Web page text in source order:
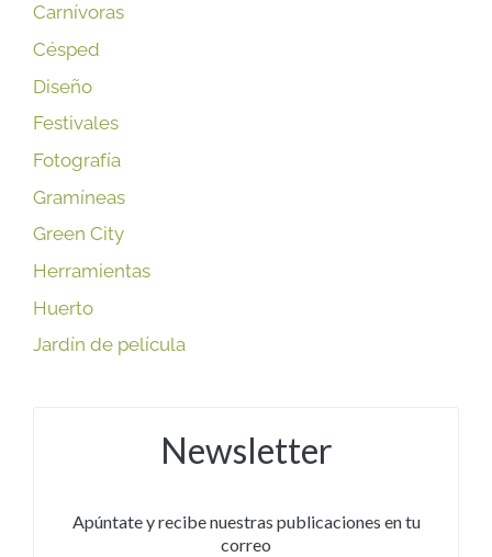
Carnívoras
Césped
Diseño
Festivales
Fotografía
Gramíneas
Green City
Herramientas
Huerto
Jardín de película
Newsletter
Apúntate y recibe nuestras publicaciones en tu
correo